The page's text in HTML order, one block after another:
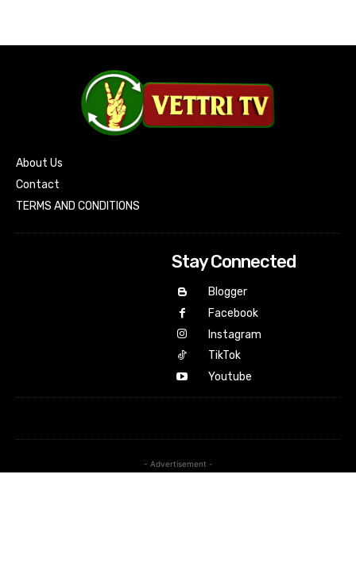
About Us
Contact
TERMS AND CONDITIONS
Stay Connected
Blogger
Facebook
Instagram
TikTok
Youtube
- Advertisement -